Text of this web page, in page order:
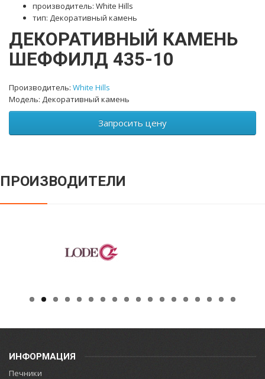
производитель: White Hills
тип: Декоративный камень
ДЕКОРАТИВНЫЙ КАМЕНЬ
ШЕФФИЛД 435-10
Производитель: White Hills
Модель: Декоративный камень
Запросить цену
ПРОИЗВОДИТЕЛИ
ИНФОРМАЦИЯ
Печники